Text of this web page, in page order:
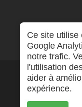
Ce site utilise
Google
notre trafic.
l'utilisation
aider à
expérience.